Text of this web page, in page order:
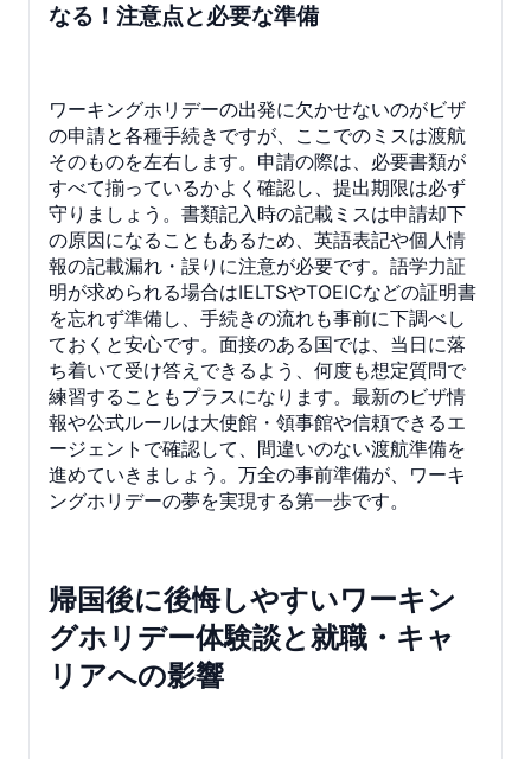
なる！注意点と必要な準備
ワーキングホリデーの出発に欠かせないのがビザ
の申請と各種手続きですが、ここでのミスは渡航
そのものを左右します。申請の際は、必要書類が
すべて揃っているかよく確認し、提出期限は必ず
守りましょう。書類記入時の記載ミスは申請却下
の原因になることもあるため、英語表記や個人情
報の記載漏れ・誤りに注意が必要です。語学力証
明が求められる場合はIELTSやTOEICなどの証明書
を忘れず準備し、手続きの流れも事前に下調べし
ておくと安心です。面接のある国では、当日に落
ち着いて受け答えできるよう、何度も想定質問で
練習することもプラスになります。最新のビザ情
報や公式ルールは大使館・領事館や信頼できるエ
ージェントで確認して、間違いのない渡航準備を
進めていきましょう。万全の事前準備が、ワーキ
ングホリデーの夢を実現する第一歩です。
帰国後に後悔しやすいワーキン
グホリデー体験談と就職・キャ
リアへの影響